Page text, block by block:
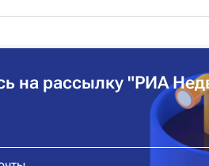
на рассылку "РИА